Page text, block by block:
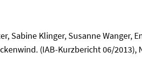
Sabine Klinger, Susanne Wanger,
(IAB-Kurzbericht 06/2013),